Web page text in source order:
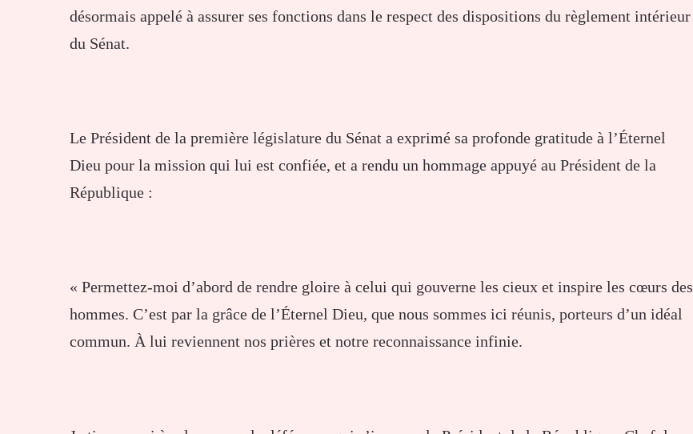
désormais appelé à assurer ses fonctions dans le respect des dispositions du règlement intérieur
du Sénat.
Le Président de la première législature du Sénat a exprimé sa profonde gratitude à l’Éternel
Dieu pour la mission qui lui est confiée, et a rendu un hommage appuyé au Président de la
République :
« Permettez-moi d’abord de rendre gloire à celui qui gouverne les cieux et inspire les cœurs des
hommes. C’est par la grâce de l’Éternel Dieu, que nous sommes ici réunis, porteurs d’un idéal
commun. À lui reviennent nos prières et notre reconnaissance infinie.